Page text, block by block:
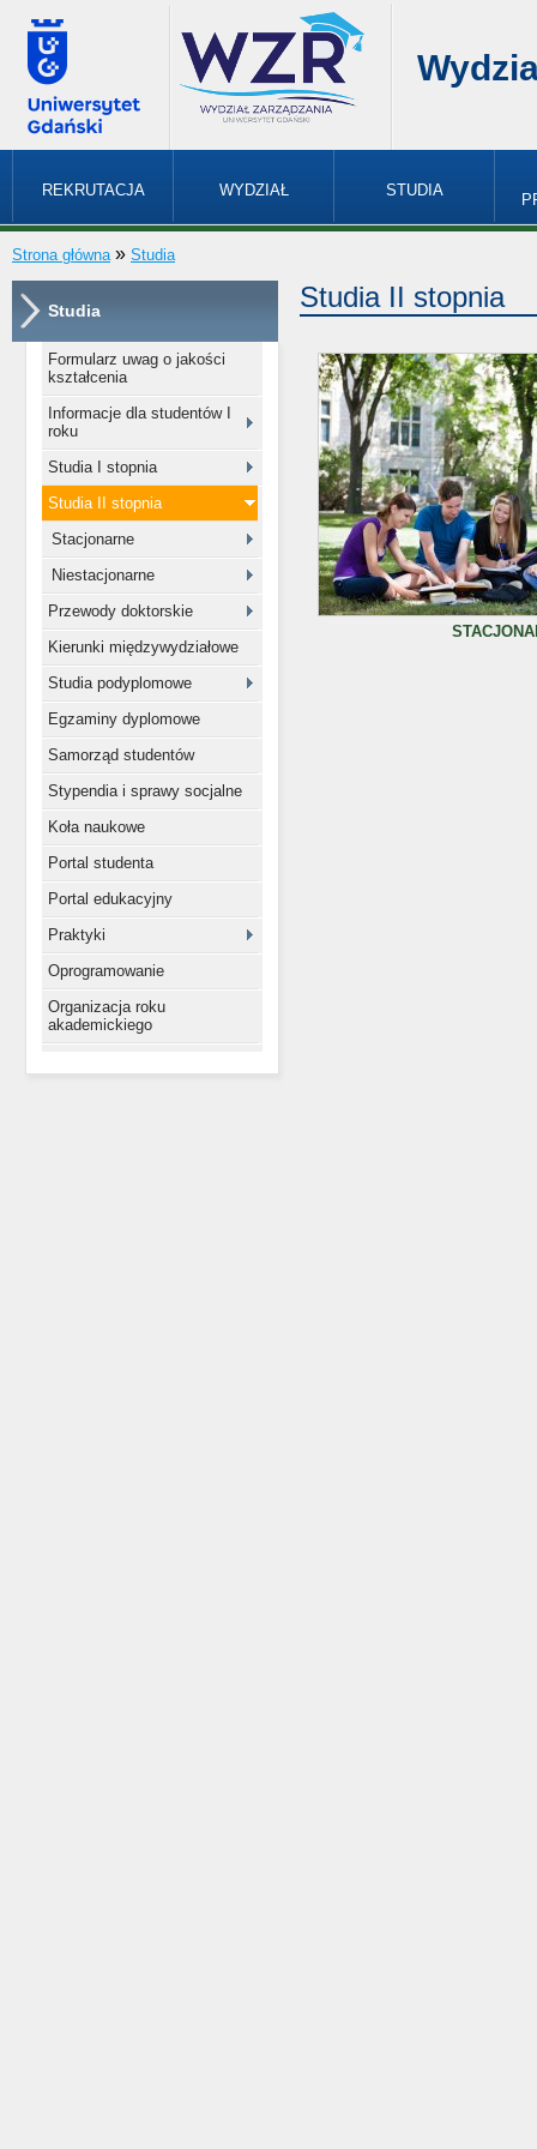
REKRUTACJA WYDZIAŁ STUDIA
Strona główna » Studia
Studia
Formularz uwag o jakości
kształcenia
Informacje dla studentów I
roku
Studia I stopnia
Studia II stopnia
Stacjonarne
Niestacjonarne
Przewody doktorskie
Kierunki międzywydziałowe
Studia podyplomowe
Egzaminy dyplomowe
Samorząd studentów
Stypendia i sprawy socjalne
Koła naukowe
Portal studenta
Portal edukacyjny
Praktyki
Oprogramowanie
Organizacja roku
akademickiego
Studia II stopnia